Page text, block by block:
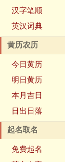
汉字笔顺
英汉词典
黄历农历
今日黄历
明日黄历
本月吉日
日出日落
起名取名
免费起名